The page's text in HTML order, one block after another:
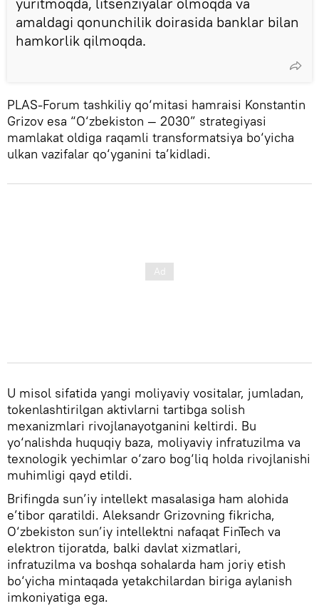
amaldagi qonunchilik doirasida banklar bilan
hamkorlik qilmoqda.
PLAS-Forum tashkiliy qo‘mitasi hamraisi Konstantin
Grizov esa “O‘zbekiston — 2030” strategiyasi
mamlakat oldiga raqamli transformatsiya bo‘yicha
ulkan vazifalar qo‘yganini ta’kidladi.
U misol sifatida yangi moliyaviy vositalar, jumladan,
tokenlashtirilgan aktivlarni tartibga solish
mexanizmlari rivojlanayotganini keltirdi. Bu
yo‘nalishda huquqiy baza, moliyaviy infratuzilma va
texnologik yechimlar o‘zaro bog‘liq holda rivojlanishi
muhimligi qayd etildi.
Brifingda sun’iy intellekt masalasiga ham alohida
e’tibor qaratildi. Aleksandr Grizovning fikricha,
O‘zbekiston sun’iy intellektni nafaqat FinTech va
elektron tijoratda, balki davlat xizmatlari,
infratuzilma va boshqa sohalarda ham joriy etish
bo‘yicha mintaqada yetakchilardan biriga aylanish
imkoniyatiga ega.